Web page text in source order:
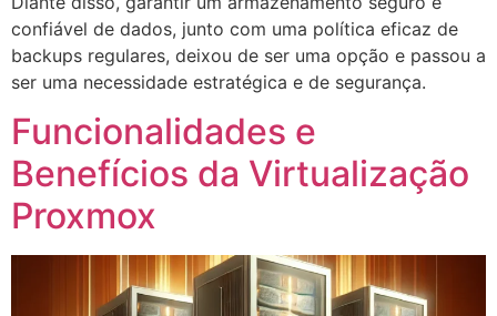
confiável de dados, junto com uma política eficaz de
backups regulares, deixou de ser uma opção e passou a
ser uma necessidade estratégica e de segurança.
Funcionalidades e
Benefícios da Virtualização
Proxmox